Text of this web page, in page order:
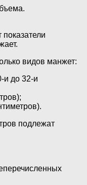
видов манжет:
и до 32-и
подлежат